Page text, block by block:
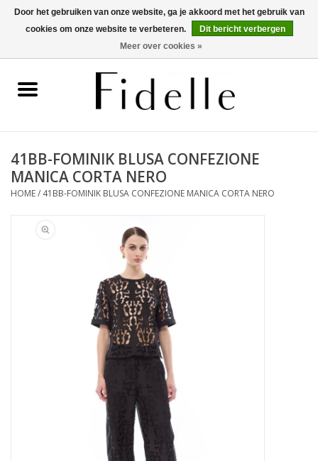
0 Artikelen - €0,00
Schoenen
OUTLET
41BB-FOMINIK BLUSA CONFEZIONE
MANICA CORTA NERO
HOME/ 41BB-FOMINIK BLUSA CONFEZIONE MANICA CORTA NERO
Door het gebruiken van onze website, ga je akkoord met het gebruik van
cookies om onze website te verbeteren.
Dit bericht verbergen
Meer over cookies »